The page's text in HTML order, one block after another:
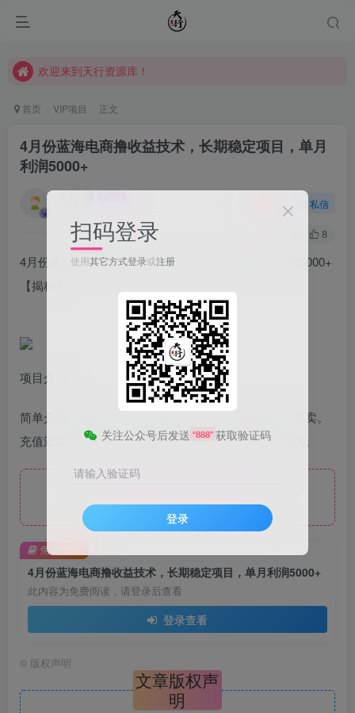
欢迎来到天行资源库！
首页 VIP项目 正文
4月份蓝海电商撸收益技术，长期稳定项目，单月
利润5000+
私信
8
4月份蓝海电商撸收益技术，长期稳定项目，单月利润5000+
【揭秘】
项目介绍：
简单介绍就是从国外平台购买装备，再挂到国内进行售卖。
充值汇率差和两平台间的装备价格差，就是我们的利润。
4月份蓝海电商撸收益技术，长期稳定项目，单月利润5000+
此内容为免费阅读，请登录后查看
登录查看
免费阅读
© 版权声明
文章版权声
明
扫码登录
使用其它方式登录或注册
关注公众号后发送 “888” 获取验证码
请输入验证码
登录